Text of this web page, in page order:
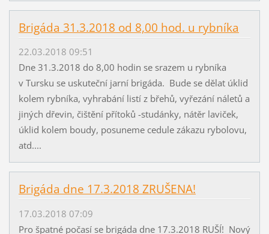
Brigáda 31.3.2018 od 8,00 hod. u rybníka
22.03.2018 09:51
Dne 31.3.2018 do 8,00 hodin se srazem u rybníka
v Tursku se uskuteční jarní brigáda. Bude se dělat úklid
kolem rybníka, vyhrabání listí z břehů, vyřezání náletů a
jiných dřevin, čištění přítoků -studánky, nátěr laviček,
úklid kolem boudy, posuneme cedule zákazu rybolovu,
atd....
Brigáda dne 17.3.2018 ZRUŠENA!
17.03.2018 07:09
Pro špatné počasí se brigáda dne 17.3.2018 RUŠÍ! Nový